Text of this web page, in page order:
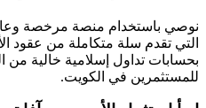
نوصي باستخدام منصة مرخصة
التي تقدم سلة متكاملة من عقود
بحسابات تداول إسلامية خالية من
للمستثمرين في الكويت.